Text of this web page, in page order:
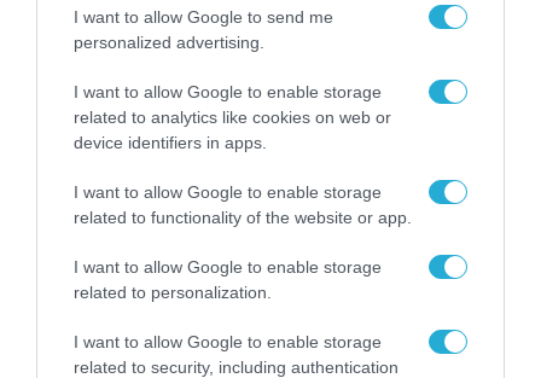
I want to allow Google to send me
personalized advertising.
I want to allow Google to enable storage
related to analytics like cookies on web or
device identifiers in apps.
I want to allow Google to enable storage
related to functionality of the website or app.
I want to allow Google to enable storage
related to personalization.
I want to allow Google to enable storage
related to security, including authentication
απομάκρυνσής του
06.08.2026 | 14:02